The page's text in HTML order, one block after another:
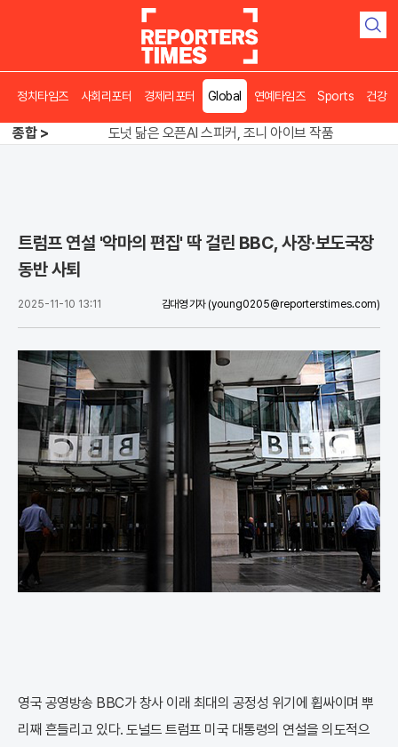
검
정치타임즈 사회리포터 경제리포터 Global 연예타임즈 Sports 건강
종합 >
송영길 인천서 반전 노려, 2주차 경선 요동
도넛 닮은 오픈AI 스피커, 조니 아이브 작품
트럼프 연설 '악마의 편집' 딱 걸린 BBC, 사장·보도국장
동반 사퇴
2025-11-10 13:11 김대영 기자 (young0205@reporterstimes.com)
영국 공영방송 BBC가 창사 이래 최대의 공정성 위기에 휩싸이며 뿌
리째 흔들리고 있다. 도널드 트럼프 미국 대통령의 연설을 의도적으